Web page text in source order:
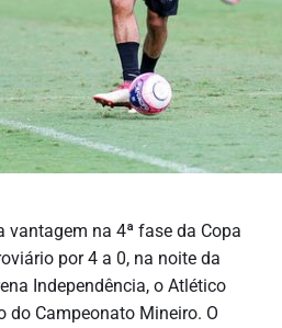
vantagem na 4ª fase da Copa
por 4 a 0, na noite da
Independência, o Atlético
do Campeonato Mineiro. O